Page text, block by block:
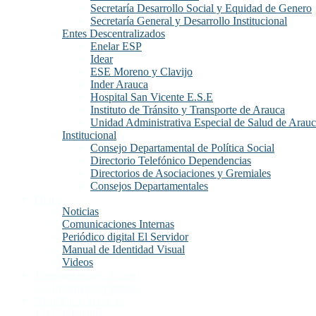
Secretaría Desarrollo Social y Equidad de Genero
Secretaría General y Desarrollo Institucional
Entes Descentralizados
Enelar ESP
Idear
ESE Moreno y Clavijo
Inder Arauca
Hospital San Vicente E.S.E
Instituto de Tránsito y Transporte de Arauca
Unidad Administrativa Especial de Salud de
Institucional
Consejo Departamental de Política Social
Directorio Telefónico Dependencias
Directorios de Asociaciones y Gremiales
Consejos Departamentales
Noticias
Comunicaciones Internas
Periódico digital El Servidor
Manual de Identidad Visual
Videos